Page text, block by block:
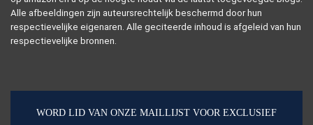
Alle afbeeldingen zijn auteursrechtelijk beschermd door hun
respectievelijke eigenaren. Alle geciteerde inhoud is afgeleid van hun
respectievelijke bronnen.
WORD LID VAN ONZE MAILLIJST VOOR EXCLUSIEF